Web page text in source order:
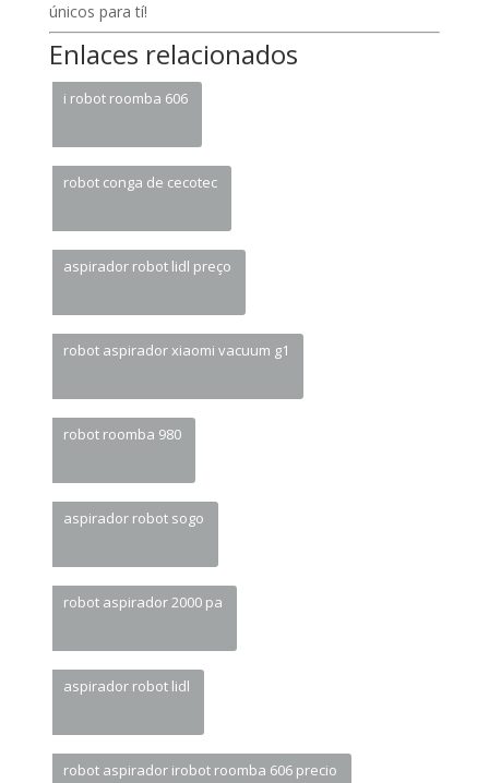
únicos para tí!
Enlaces relacionados
i robot roomba 606
robot conga de cecotec
aspirador robot lidl preço
robot aspirador xiaomi vacuum g1
robot roomba 980
aspirador robot sogo
robot aspirador 2000 pa
aspirador robot lidl
robot aspirador irobot roomba 606 precio